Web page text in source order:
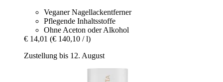
Veganer Nagellackentferner
Pflegende Inhaltsstoffe
Ohne Aceton oder Alkohol
€ 14,01 (€ 140,10 / l)
Zustellung bis 12. August